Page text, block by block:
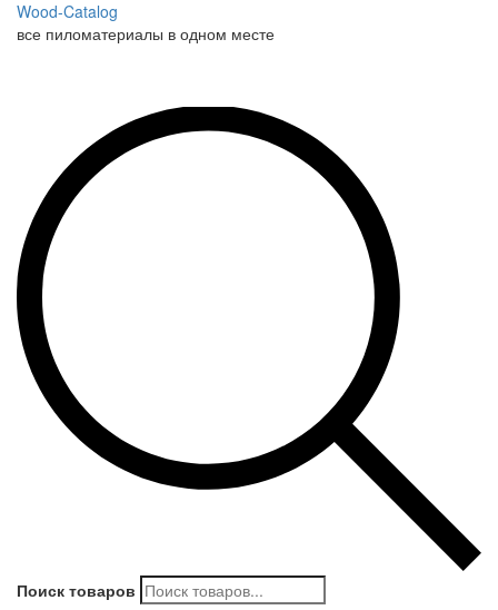
Wood-Catalog
все пиломатериалы в одном месте
Поиск товаров